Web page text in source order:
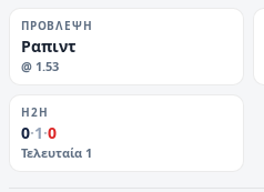
ΠΡΌΒΛΕΨΗ
Ραπιντ
@ 1.53
H2H
0·1·0
Τελευταία 1